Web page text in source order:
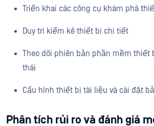
Triển khai các công cụ khám phá
Duy trì kiểm kê thiết bị chi tiết
Theo dõi phiên bản phần mềm thiết
thái
Cấu hình thiết bị tài liệu và cài đặt
Phân tích rủi ro và đánh giá